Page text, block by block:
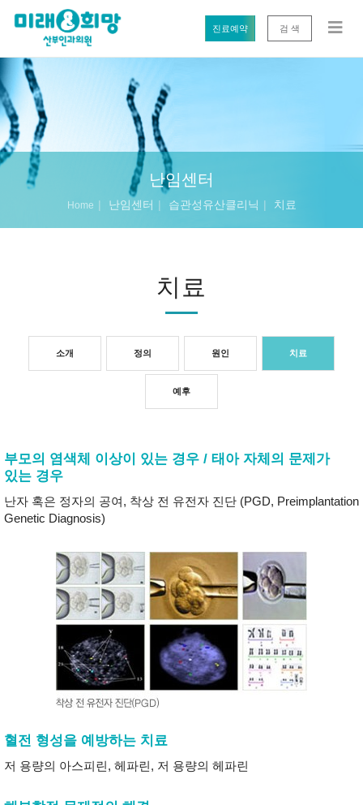
진료예약 검 색
난임센터
Home 난임센터 습관성유산클리닉 치료
치료
소개 정의 원인 치료
예후
부모의 염색체 이상이 있는 경우 / 태아 자체의 문제가
있는 경우
난자 혹은 정자의 공여, 착상 전 유전자 진단 (PGD, Preimplantation
Genetic Diagnosis)
혈전 형성을 예방하는 치료
저 용량의 아스피린, 헤파린, 저 용량의 헤파린